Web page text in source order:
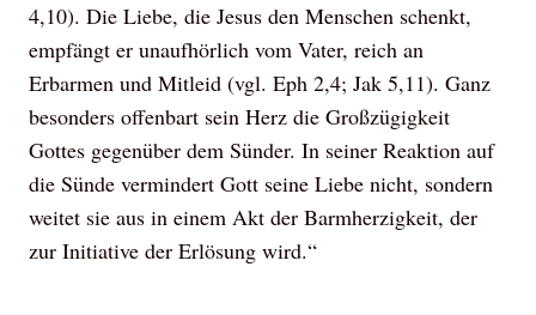
4,10). Die Liebe, die Jesus den Menschen schenkt,
empfängt er unaufhörlich vom Vater, reich an
Erbarmen und Mitleid (vgl. Eph 2,4; Jak 5,11). Ganz
besonders offenbart sein Herz die Großzügigkeit
Gottes gegenüber dem Sünder. In seiner Reaktion auf
die Sünde vermindert Gott seine Liebe nicht, sondern
weitet sie aus in einem Akt der Barmherzigkeit, der
zur Initiative der Erlösung wird.“